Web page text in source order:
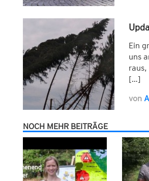
Ein
uns
[…]
von
NOCH MEHR BEITRÄGE